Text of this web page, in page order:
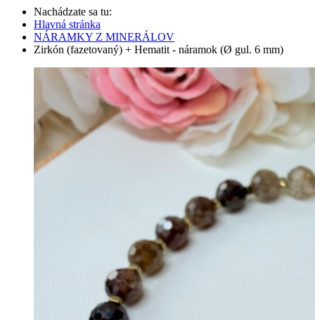
Nachádzate sa tu:
Hlavná stránka
NÁRAMKY Z MINERÁLOV
Zirkón (fazetovaný) + Hematit - náramok (Ø gul. 6 mm)